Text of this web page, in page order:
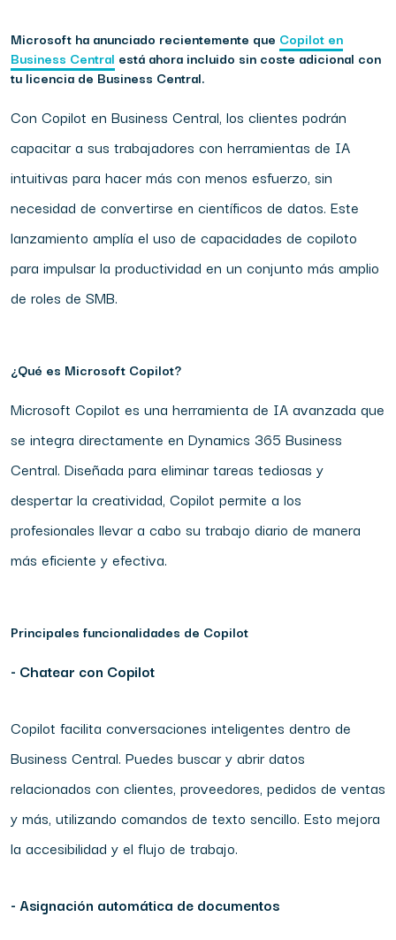
Microsoft ha anunciado recientemente que Copilot en
Business Central está ahora incluido sin coste adicional con
tu licencia de Business Central.
Con Copilot en Business Central, los clientes podrán
capacitar a sus trabajadores con herramientas de IA
intuitivas para hacer más con menos esfuerzo, sin
necesidad de convertirse en científicos de datos. Este
lanzamiento amplía el uso de capacidades de copiloto
para impulsar la productividad en un conjunto más amplio
de roles de SMB.
¿Qué es Microsoft Copilot?
Microsoft Copilot es una herramienta de IA avanzada que
se integra directamente en Dynamics 365 Business
Central. Diseñada para eliminar tareas tediosas y
despertar la creatividad, Copilot permite a los
profesionales llevar a cabo su trabajo diario de manera
más eficiente y efectiva.
Principales funcionalidades de Copilot
- Chatear con Copilot
Copilot facilita conversaciones inteligentes dentro de
Business Central. Puedes buscar y abrir datos
relacionados con clientes, proveedores, pedidos de ventas
y más, utilizando comandos de texto sencillo. Esto mejora
la accesibilidad y el flujo de trabajo.
- Asignación automática de documentos